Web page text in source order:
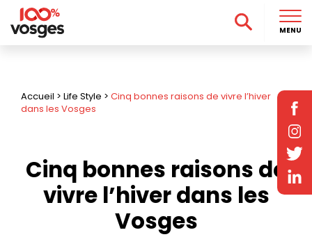
Accueil > Life Style > Cinq bonnes raisons de vivre l’hiver
dans les Vosges
Cinq bonnes raisons de
vivre l’hiver dans les
Vosges
MENU